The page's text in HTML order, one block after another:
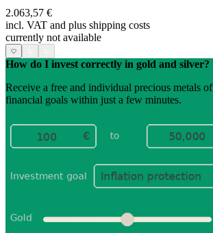
2.063,57 €
incl. VAT and plus shipping costs
currently not available
How do I invest correctly in gold and silver?
Receive a free and individual precious metals
financial goals within just a few minutes.